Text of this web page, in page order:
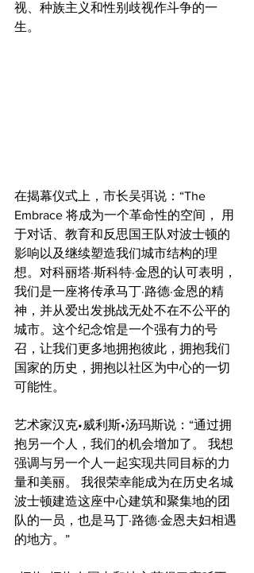
视、种族主义和性别歧视作斗争的一
生。
在揭幕仪式上，市长吴弭说：“The
Embrace 将成为一个革命性的空间， 用
于对话、教育和反思国王队对波士顿的
影响以及继续塑造我们城市结构的理
想。对科丽塔·斯科特·金恩的认可表明，
我们是一座将传承马丁·路德·金恩的精
神，并从爱出发挑战无处不在不公平的
城市。这个纪念馆是一个强有力的号
召，让我们更多地拥抱彼此，拥抱我们
国家的历史，拥抱以社区为中心的一切
可能性。
艺术家汉克•威利斯•汤玛斯说：“通过拥
抱另一个人，我们的机会增加了。 我想
强调与另一个人一起实现共同目标的力
量和美丽。 我很荣幸能成为在历史名城
波士顿建造这座中心建筑和聚集地的团
队的一员，也是马丁·路德·金恩夫妇相遇
的地方。”